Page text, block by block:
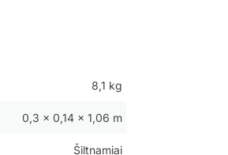
8,1 kg
0,3 × 0,14 × 1,06 m
Šiltnamiai